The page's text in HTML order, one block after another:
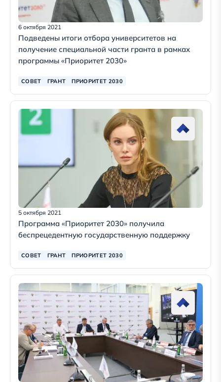
6 октября 2021
Подведены итоги отбора университетов на
получение специальной части гранта в рамках
программы «Приоритет 2030»
СОВЕТ ГРАНТ ПРИОРИТЕТ 2030
5 октября 2021
Программа «Приоритет 2030» получила
беспрецедентную государственную поддержку
СОВЕТ ГРАНТ ПРИОРИТЕТ 2030